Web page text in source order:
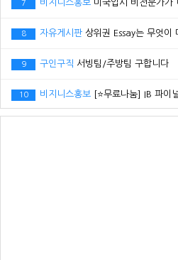
7 비지니스홍보 미국입시 비전문가가
8 자유게시판 상위권 Essay는 무엇이
9 구인구직 서빙팀/주방팀 구합니다
10 비지니스홍보 [⭐무료나눔] IB 파이널,